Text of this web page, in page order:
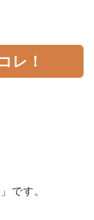
レ！
です。